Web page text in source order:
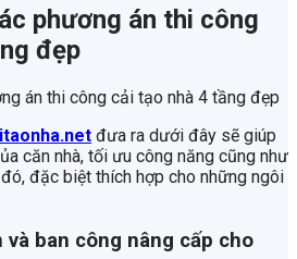
phương án thi công
đẹp
đưa ra dưới đây sẽ giúp
căn nhà, tối ưu công năng cũng như
đặc biệt thích hợp cho những ngôi
và ban công nâng cấp cho